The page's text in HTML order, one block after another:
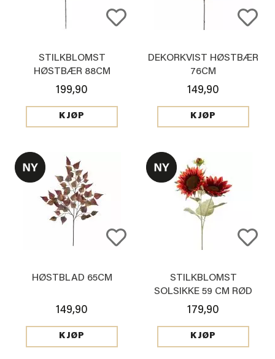
STILKBLOMST
HØSTBÆR 88CM
199,90
KJØP
DEKORKVIST HØSTBÆR
76CM
149,90
KJØP
HØSTBLAD 65CM
149,90
KJØP
STILKBLOMST
SOLSIKKE 59 CM RØD
179,90
KJØP